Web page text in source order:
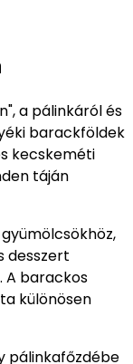
a pálinkáról és
barackföldek
kecskeméti
táján
desszert
A barackos
különösen
pálinkafőzdébe